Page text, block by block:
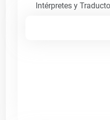
Intérpretes y